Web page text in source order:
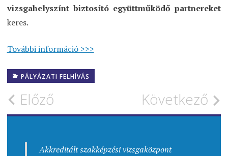
vizsgahelyszínt biztosító együttműködő partnereket
keres.
További információ >>>
PÁLYÁZATI FELHÍVÁS
Bejegyzés
navigáció
Előző Következő
Akkreditált szakképzési vizsgaközpont